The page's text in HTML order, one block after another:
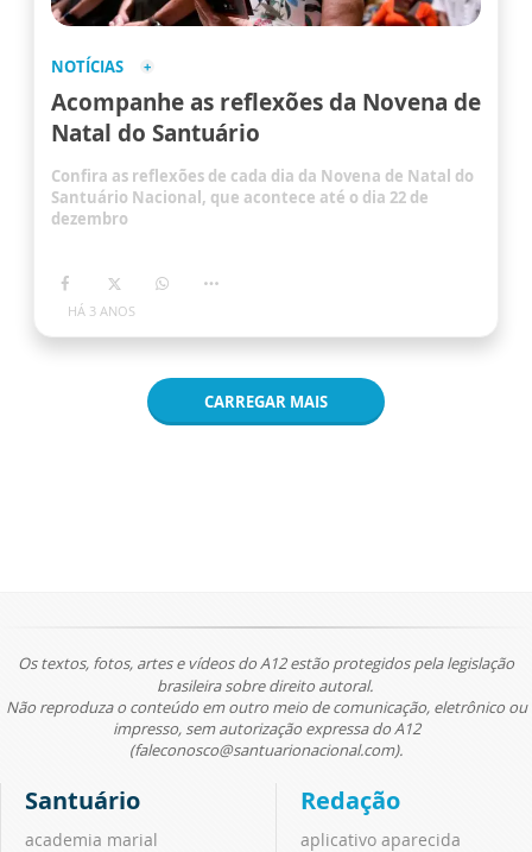
NOTÍCIAS
Acompanhe as reflexões da Novena de
Natal do Santuário
Confira as reflexões de cada dia da Novena de Natal do
Santuário Nacional, que acontece até o dia 22 de
dezembro
HÁ 3 ANOS
CARREGAR MAIS
Os textos, fotos, artes e vídeos do A12 estão protegidos pela legislação
brasileira sobre direito autoral.
Não reproduza o conteúdo em outro meio de comunicação, eletrônico ou
impresso, sem autorização expressa do A12
(faleconosco@santuarionacional.com).
Santuário
academia marial
Redação
aplicativo aparecida